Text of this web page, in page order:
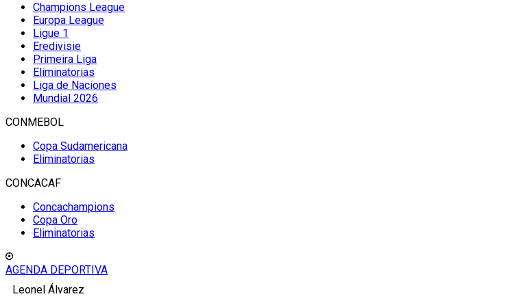
Champions League
Europa League
Ligue 1
Eredivisie
Primeira Liga
Eliminatorias
Liga de Naciones
Mundial 2026
CONMEBOL
Copa Sudamericana
Eliminatorias
CONCACAF
Concachampions
Copa Oro
Eliminatorias
AGENDA DEPORTIVA
Leonel Álvarez